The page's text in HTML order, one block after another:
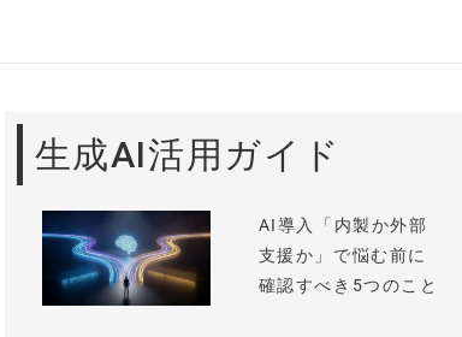
生成AI活用ガイド
AI導入「内製か外部
支援か」で悩む前に
確認すべき5つのこと